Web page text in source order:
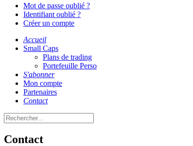
Mot de passe oublié ?
Identifiant oublié ?
Créer un compte
Accueil
Small Caps
Plans de trading
Portefeuille Perso
S'abonner
Mon compte
Partenaires
Contact
Contact